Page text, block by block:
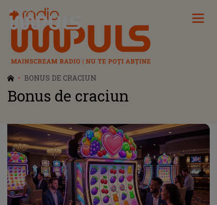
Radio Impuls
BONUS DE CRACIUN
Bonus de craciun